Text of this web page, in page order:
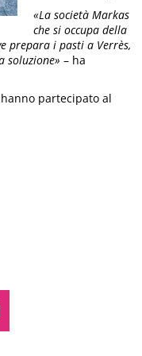
«La società Markas
che si occupa della
prepara i pasti a Verrès,
soluzione» – ha
partecipato al